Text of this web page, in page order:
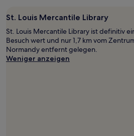
St. Louis Mercantile Library
St. Louis Mercantile Library ist definitiv
Besuch wert und nur 1,7 km vom
Normandy entfernt gelegen.
Weniger anzeigen